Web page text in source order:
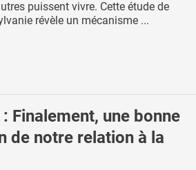
puissent vivre. Cette étude de
révèle un mécanisme ...
Finalement, une bonne
de notre relation à la